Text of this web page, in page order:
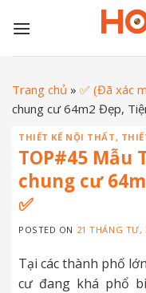
Trang chủ » ✅ (Đã xác
chung cư 64m2 Đẹp,
THIẾT KẾ NỘI THẤT,
TOP#45 Mẫu
chung cư
✅
POSTED ON 21 THÁNG TƯ,
Tại các thành phố
cư đang khá phổ